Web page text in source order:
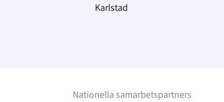
Karlstad
Nationella samarbetspartners